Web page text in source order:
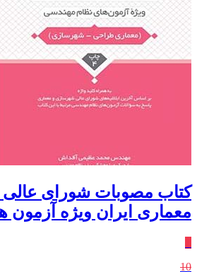
کتاب مصوبات شورای
معماری ایران ویژه آزمون
10